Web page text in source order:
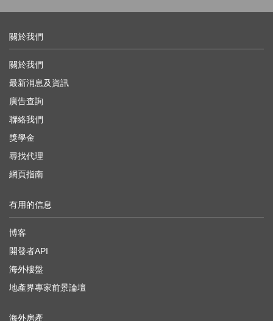
關於我們
關於我們
最新消息及資訊
廣告查詢
聯絡我們
獎學金
尋找代理
網頁指南
有用的信息
博客
開發者API
海外樓盤
地產界專家前景論壇
海外房產